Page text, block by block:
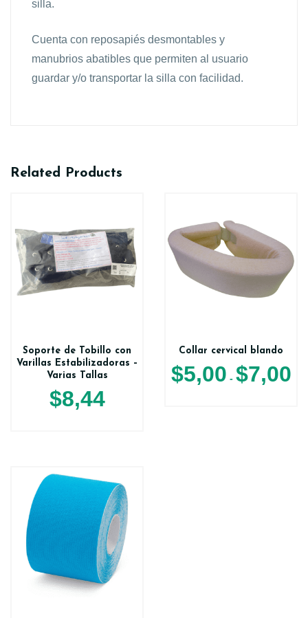
silla.
Cuenta con reposapiés desmontables y
manubrios abatibles que permiten al usuario
guardar y/o transportar la silla con facilidad.
Related Products
Soporte de Tobillo con
Varillas Estabilizadoras –
Varias Tallas
$8,44
Collar cervical blando
$5,00 - $7,00